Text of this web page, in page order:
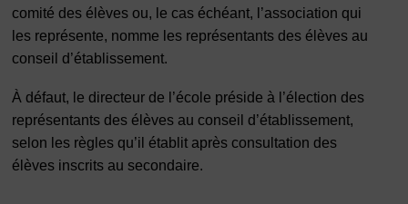
comité des élèves ou, le cas échéant, l’association qui
les représente, nomme les représentants des élèves au
conseil d’établissement.
À défaut, le directeur de l’école préside à l’élection des
représentants des élèves au conseil d’établissement,
selon les règles qu’il établit après consultation des
élèves inscrits au secondaire.